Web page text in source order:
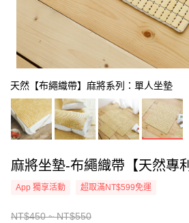
天然【布繩織帶】麻將系列：單人坐墊
麻將坐墊-布繩織帶【天然專
App 獨享活動 超取滿NT$599免運
NT$450 ~ NT$550